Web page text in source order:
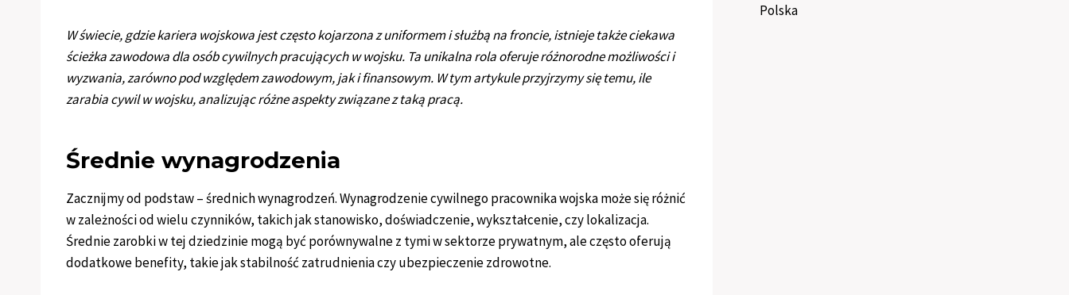
W świecie, gdzie kariera wojskowa jest często kojarzona z uniformem i służbą na froncie, istnieje także ciekawa
ścieżka zawodowa dla osób cywilnych pracujących w wojsku. Ta unikalna rola oferuje różnorodne możliwości i
wyzwania, zarówno pod względem zawodowym, jak i finansowym. W tym artykule przyjrzymy się temu, ile
zarabia cywil w wojsku, analizując różne aspekty związane z taką pracą.
Średnie wynagrodzenia
Zacznijmy od podstaw – średnich wynagrodzeń. Wynagrodzenie cywilnego pracownika wojska może się różnić
w zależności od wielu czynników, takich jak stanowisko, doświadczenie, wykształcenie, czy lokalizacja.
Średnie zarobki w tej dziedzinie mogą być porównywalne z tymi w sektorze prywatnym, ale często oferują
dodatkowe benefity, takie jak stabilność zatrudnienia czy ubezpieczenie zdrowotne.
Polska